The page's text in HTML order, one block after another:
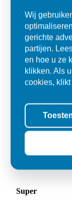
Super
Wij
gerichte
partijen.
en hoe u ze
klikken. Als
cookies,